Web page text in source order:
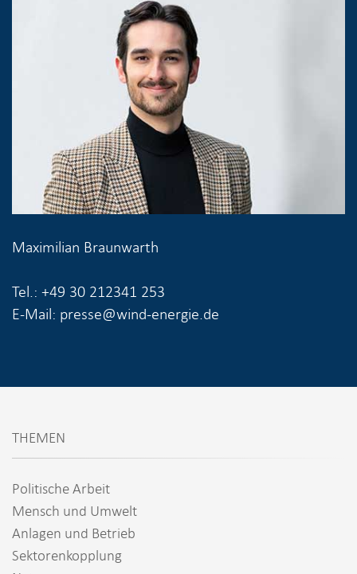
Maximilian Braunwarth
Tel.: +49 30 212341 253
E-Mail: presse@wind-energie.de
THEMEN
Politische Arbeit
Mensch und Umwelt
Anlagen und Betrieb
Sektorenkopplung